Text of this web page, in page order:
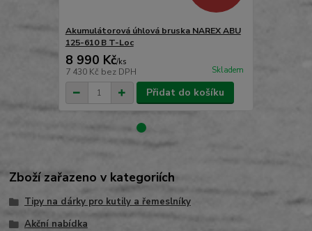
Akumulátorová úhlová bruska NAREX ABU
125-610 B T-Loc
8 990 Kč/ks
7 430 Kč bez DPH Skladem
Přidat do košíku
Zboží zařazeno v kategoriích
Tipy na dárky pro kutily a řemeslníky
Akční nabídka